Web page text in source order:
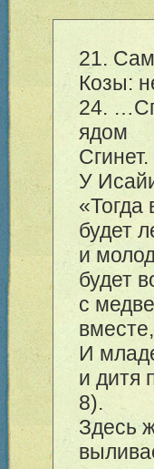
21.
Козы:
24.
ядом
Сгинет.
У
«Тогда
будет
и
будет
с
И
и дитя
8).
Здесь